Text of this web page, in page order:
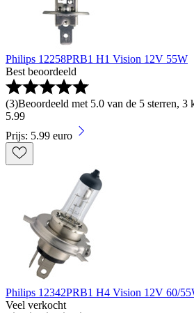
Philips 12258PRB1 H1 Vision 12V 55W
Best beoordeeld
(3)Beoordeeld met 5.0 van de 5 sterren, 3
5.99
Prijs: 5.99 euro
Philips 12342PRB1 H4 Vision 12V 60/
Veel verkocht